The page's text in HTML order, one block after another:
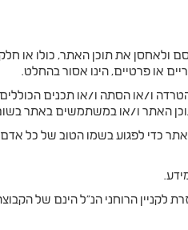
את תוכן האתר, כולו או
או פרטיים, הינו אסור בהחלט.
ו/או הסתה ו/או תכנים הכוללים
האתר ו/או במשתמשים באתר
כדי לפגוע בשמו הטוב של כל
לקניין הרוחני הנ"ל הינם של